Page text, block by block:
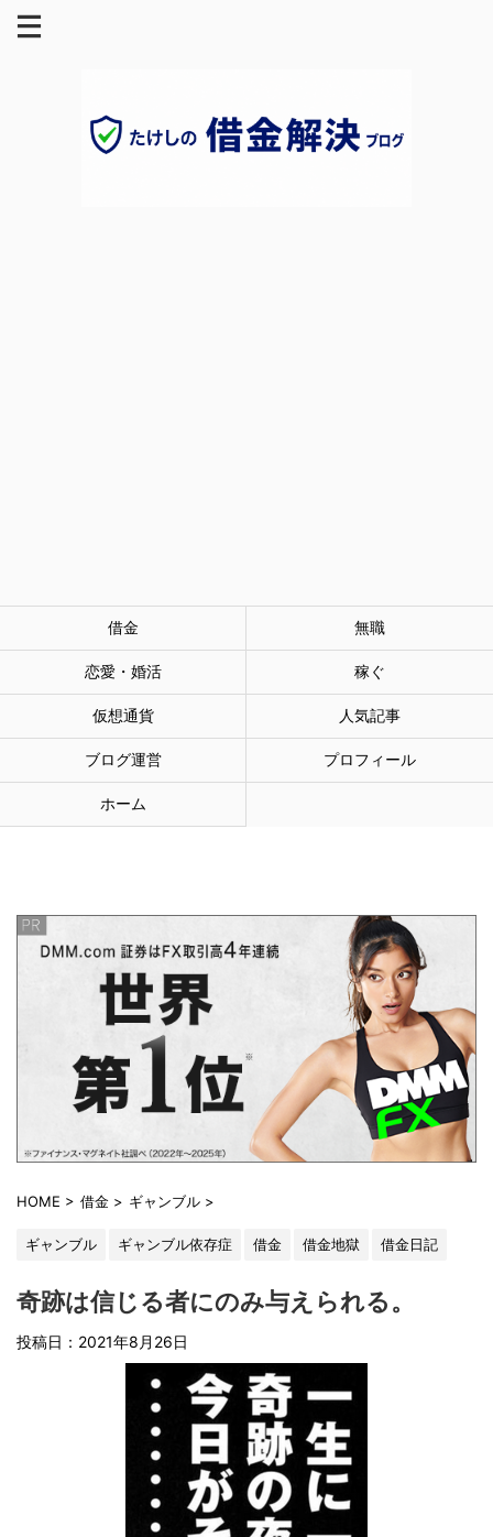
借金 無職
恋愛・婚活 稼ぐ
仮想通貨 人気記事
ブログ運営 プロフィール
ホーム
HOME > 借金 > ギャンブル >
ギャンブル ギャンブル依存症 借金 借金地獄 借金日記
奇跡は信じる者にのみ与えられる。
投稿日： 2021年8月26日